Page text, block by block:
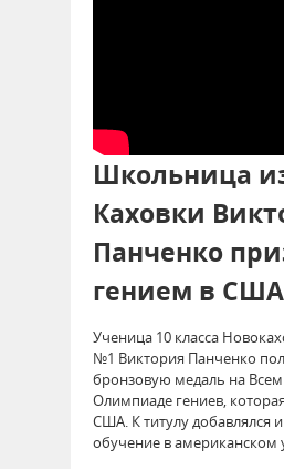
Школьница
Каховки
Панченко
гением в США
Ученица 10 класса
№1 Виктория Панченко
бронзовую медаль на
Олимпиаде гениев,
США. К титулу добавлялся
обучение в американском